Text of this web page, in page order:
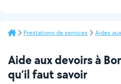
Prestations de services Aides
Aide aux devoirs à
qu’il faut savoir